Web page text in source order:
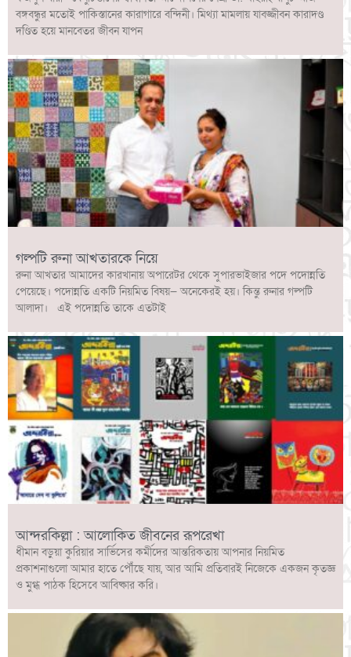
বঙ্গবন্ধুর মতোই পাকিস্তানের কারাগারে বন্দিনী। মিথ্যা মামলায় যাবজ্জীবন কারাদণ্ড
দণ্ডিত হয়ে মানবেতর জীবন যাপন
গল্পটি রুনা আখতারকে নিয়ে
রুনা আখতার আমাদের কারখানায় অপারেটর থেকে সুপারভাইজার পদে পদোন্নতি
পেয়েছে। পদোন্নতি একটি নিয়মিত বিষয়— অনেকেরই হয়। কিন্তু রুনার গল্পটি
আলাদা। এই পদোন্নতি তাকে এতটাই
আন্দরকিল্লা : আলোকিত জীবনের রূপরেখা
ধীমান বড়ুয়া কুরিয়ার সার্ভিসের কর্মীদের আন্তরিকতায় আপনার নিয়মিত
প্রকাশনাগুলো আমার হাতে পৌঁছে যায়, আর আমি প্রতিবারই নিজেকে একজন কৃতজ্ঞ
ও মুগ্ধ পাঠক হিসেবে আবিষ্কার করি।